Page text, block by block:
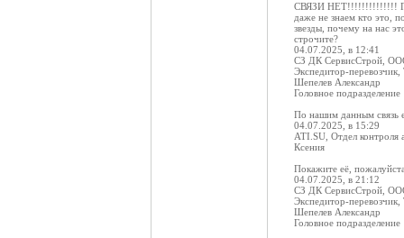
СВЯЗИ НЕТ!!!!!!!!!!!!!!
даже не знаем кто это,
звезды, почему на нас
строчите?
04.07.2025, в 12:41
СЗ ДК СервисСтрой,
Экспедитор-перевозчик,
Шепелев Александр
Головное подразделение
По нашим данным связь
04.07.2025, в 15:29
ATI.SU, Отдел контроля
Ксения
Покажите её,
04.07.2025, в 21:12
СЗ ДК СервисСтрой,
Экспедитор-перевозчик,
Шепелев Александр
Головное подразделение